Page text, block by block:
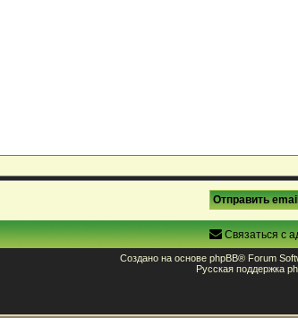
Связаться с
Создано на основе phpBB® Forum
Русская поддержка